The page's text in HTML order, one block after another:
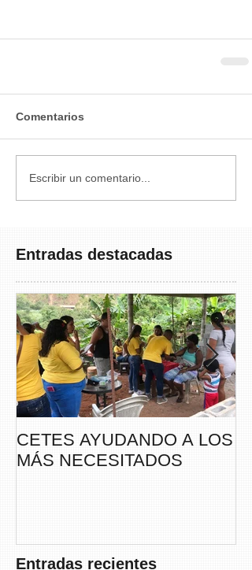
Comentarios
Escribir un comentario...
Entradas destacadas
CETES AYUDANDO A LOS
MÁS NECESITADOS
Entradas recientes